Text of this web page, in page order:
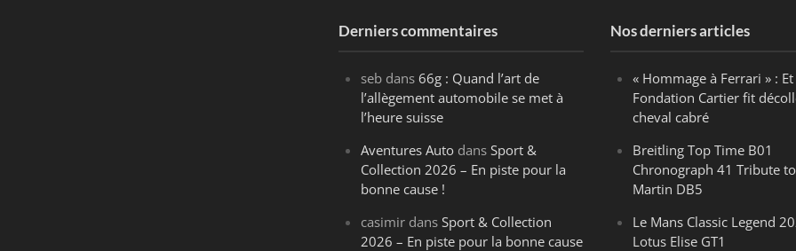
Derniers commentaires
seb dans66g : Quand l’art de
l’allègement automobile se met à
l’heure suisse
Aventures Auto dansSport &
Collection 2026 – En piste pour la
bonne cause !
casimir dansSport & Collection
2026 – En piste pour la bonne cause
Nos derniers articles
« Hommage à Ferrari » : Et
Fondation Cartier fit
cheval cabré
Breitling Top Time B01
Chronograph 41 Tribute
Martin DB5
Le Mans Classic Legend
Lotus Elise GT1